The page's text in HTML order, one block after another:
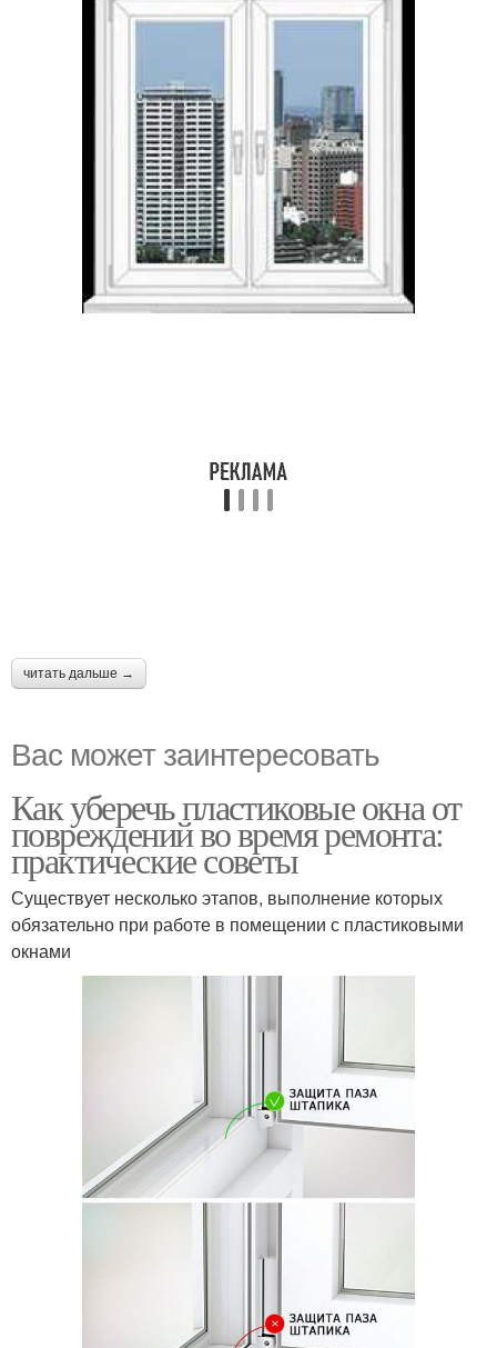
читать дальше →
Вас может заинтересовать
Как уберечь пластиковые окна от
повреждений во время ремонта:
практические советы
Существует несколько этапов, выполнение которых
обязательно при работе в помещении с пластиковыми
окнами